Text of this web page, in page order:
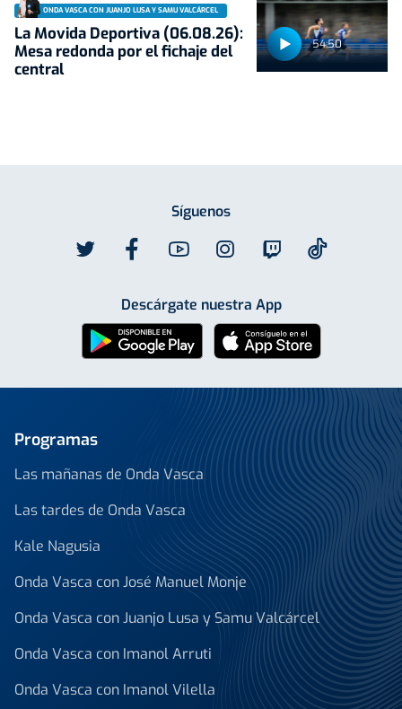
54:50
ONDA VASCA CON JUANJO LUSA Y SAMU VALCÁRCEL
La Movida Deportiva (06.08.26):
Mesa redonda por el fichaje del
central
Síguenos
Descárgate nuestra App
Programas
Las mañanas de Onda Vasca
Las tardes de Onda Vasca
Kale Nagusia
Onda Vasca con José Manuel Monje
Onda Vasca con Juanjo Lusa y Samu Valcárcel
Onda Vasca con Imanol Arruti
Onda Vasca con Imanol Vilella